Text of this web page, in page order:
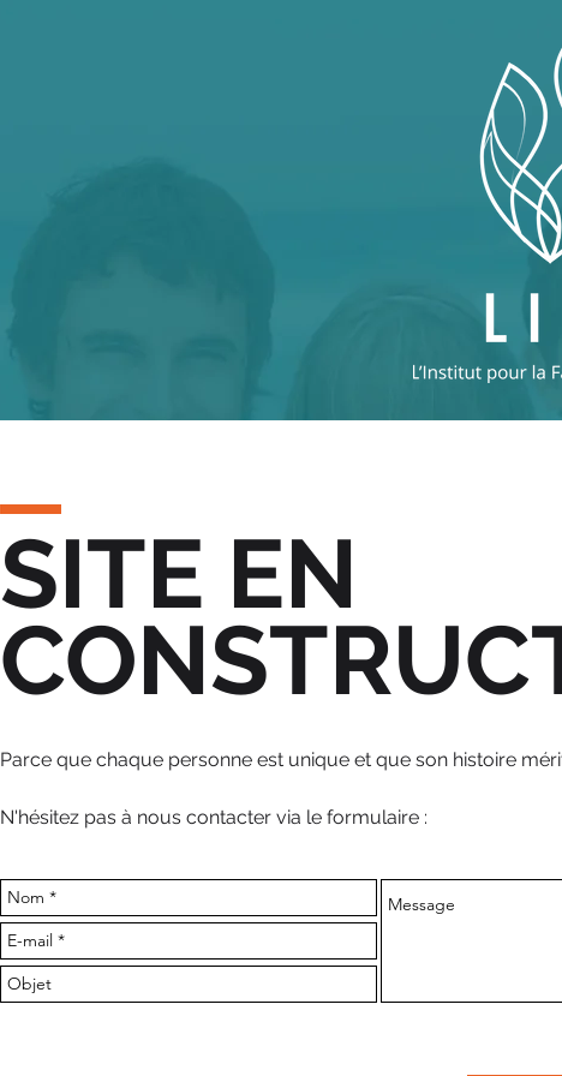
SITE EN
Parce que chaque personne est unique et que son histoire
N'hésitez pas à nous contacter via le formulaire :